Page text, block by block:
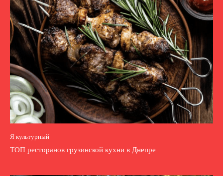
Я культурный
ТОП ресторанов грузинской кухни в Днепре